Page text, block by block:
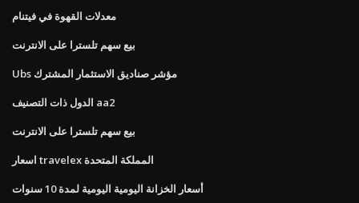
معدلات القهوة في فيتنام
بيع سهم تلسترا على الانترنت
Ubs مؤشر صناديق الاستثمار المشترك
الدول ذات التصنيف aa2
بيع سهم تلسترا على الانترنت
اسعار travelex المملكة المتحدة
أسعار الخزانة اليومية اليومية لمدة 10 سنوات